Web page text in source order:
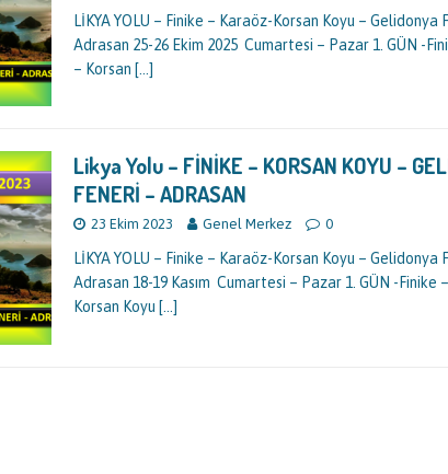
LİKYA YOLU – Finike – Karaöz-Korsan Koyu – Gelidonya
Adrasan 25-26 Ekim 2025 Cumartesi – Pazar 1. GÜN -
– Korsan […]
Likya Yolu – FİNİKE – KORSAN KOYU –
FENERİ – ADRASAN
23 Ekim 2023 Genel Merkez 0
LİKYA YOLU – Finike – Karaöz-Korsan Koyu – Gelidonya
Adrasan 18-19 Kasım Cumartesi – Pazar 1. GÜN -Finike
Korsan Koyu […]